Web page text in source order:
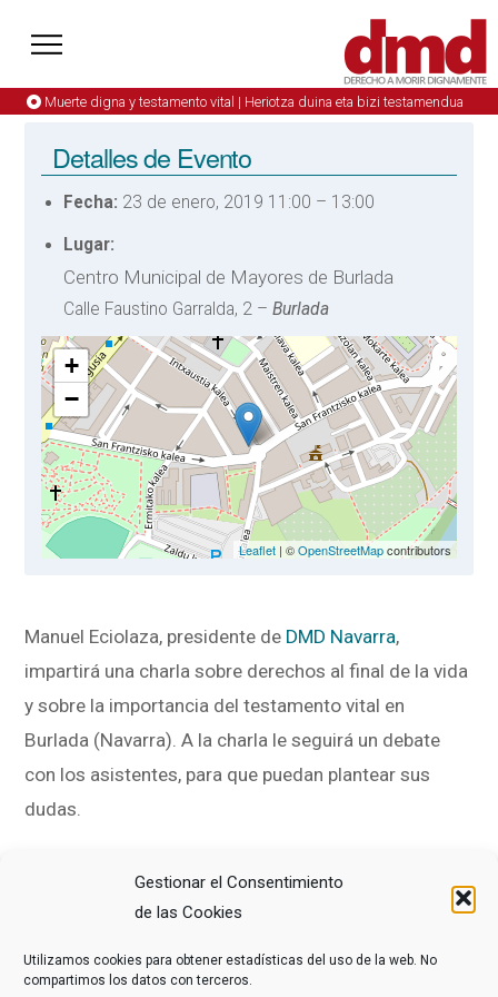
Gestionar el Consentimiento
de las Cookies
Utilizamos cookies para obtener estadísticas del uso de la web. No
compartimos los datos con terceros.
Muerte digna y testamento vital | Heriotza duina eta bizi testamendua
Detalles de Evento
Fecha: 23 de enero, 2019 11:00 – 13:00
Lugar:
Centro Municipal de Mayores de Burlada
Calle Faustino Garralda, 2 –Burlada
+
−
Leaflet| ©OpenStreetMapcontributors
Manuel Eciolaza, presidente de DMD Navarra,
impartirá una charla sobre derechos al final de la vida
y sobre la importancia del testamento vital en
Burlada (Navarra). A la charla le seguirá un debate
con los asistentes, para que puedan plantear sus
dudas.
El acto se celebra en elCentro Municipal de Mayores
(Navarra).La entrada es libre y el aforo